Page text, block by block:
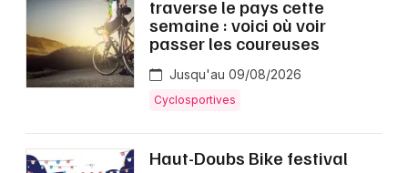
Activité & Expérience
Manifestations
Spectacles
Marseille
Mulhouse
Nantes
traverse le pays cette
semaine : voici où voir
passer les coureuses
Jusqu'au 09/08/2026
Cyclosportives
Haut-Doubs Bike festival